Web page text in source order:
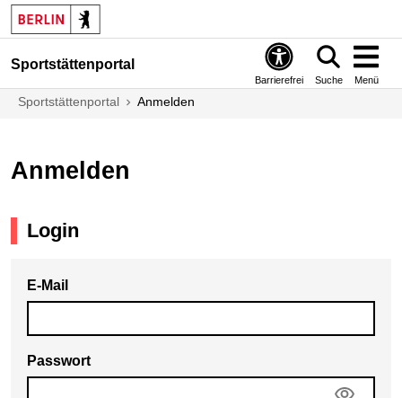
Sportstättenportal
Barrierefrei Suche Menü
Sportstättenportal Anmelden
Anmelden
Login
E-Mail
Passwort